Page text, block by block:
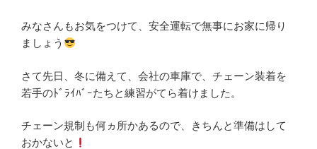
みなさんもお気をつけて、安全運転で無事にお家に帰り
ましょう
さて先日、冬に備えて、会社の車庫で、チェーン装着を
若手のﾄﾞﾗｲﾊﾞｰたちと練習がてら着けました。
チェーン規制も何ヵ所かあるので、きちんと準備はして
おかないと